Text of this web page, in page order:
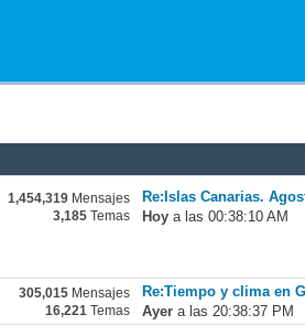
1,454,319 Mensajes
3,185 Temas
Re:Islas Canarias.
Hoy a las 00:38:10 AM
305,015 Mensajes
16,221 Temas
Re:Tiempo y clima en
Ayer a las 20:38:37 PM